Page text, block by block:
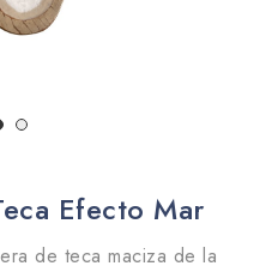
Efecto Mar
de teca maciza de la